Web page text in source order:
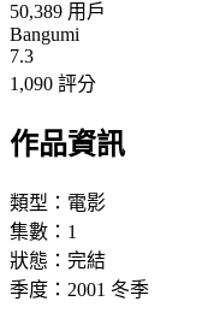
50,389 用戶
Bangumi
7.3
1,090 評分
作品資訊
類型： 電影
集數： 1
狀態： 完結
季度： 2001 冬季